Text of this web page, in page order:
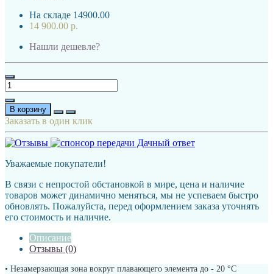
На складе 14900.00
14 900.00 р.
Нашли дешевле?
В корзину
Заказать в один клик
Уважаемые покупатели!
В связи с непростой обстановкой в мире, цена и наличие
товаров может динамично меняться, мы не успеваем быстро
обновлять. Пожалуйста, перед оформлением заказа уточнять
его стоимость и наличие.
Описание
Отзывы (0)
• Незамерзающая зона вокруг плавающего элемента до - 20 °С